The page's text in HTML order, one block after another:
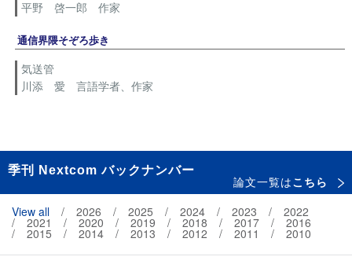
平野 啓一郎 作家
通信界隈そぞろ歩き
気送管
川添 愛 言語学者、作家
季刊 Nextcom バックナンバー
論文一覧はこちら
View all 2026 2025 2024 2023 2022
2021 2020 2019 2018 2017 2016
2015 2014 2013 2012 2011 2010